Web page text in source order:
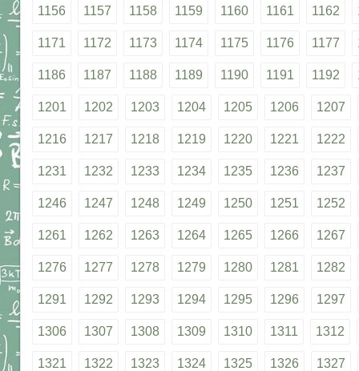
1156 1157 1158 1159 1160 1161 1162
1171 1172 1173 1174 1175 1176 1177
1186 1187 1188 1189 1190 1191 1192
1201 1202 1203 1204 1205 1206 1207
1216 1217 1218 1219 1220 1221 1222
1231 1232 1233 1234 1235 1236 1237
1246 1247 1248 1249 1250 1251 1252
1261 1262 1263 1264 1265 1266 1267
1276 1277 1278 1279 1280 1281 1282
1291 1292 1293 1294 1295 1296 1297
1306 1307 1308 1309 1310 1311 1312
1321 1322 1323 1324 1325 1326 1327